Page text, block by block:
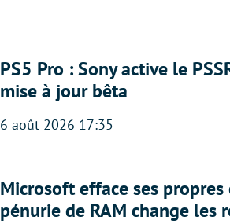
PS5 Pro : Sony active le
mise à jour bêta
6 août 2026 17:35
Microsoft efface ses
pénurie de RAM change les